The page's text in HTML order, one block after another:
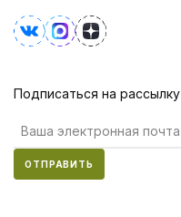
Подписаться на рассылку
ОТПРАВИТЬ